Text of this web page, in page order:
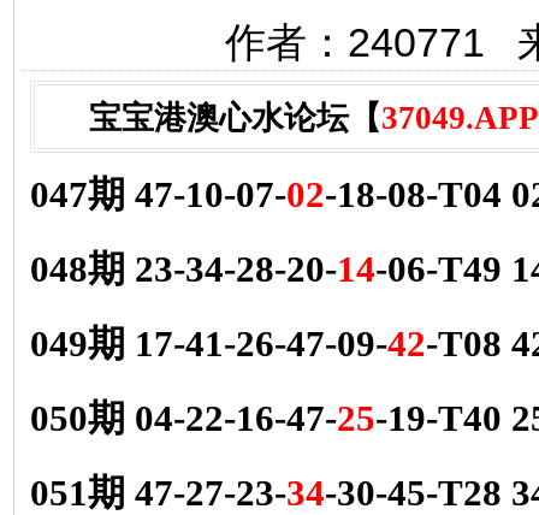
作者：240771
宝宝港澳心水论坛【37049.APP
047期 47-10-07-02-18-08-T04
048期 23-34-28-20-14-06-T49
049期 17-41-26-47-09-42-T08
050期 04-22-16-47-25-19-T40
051期 47-27-23-34-30-45-T28